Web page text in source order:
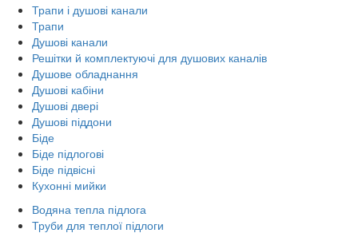
Трапи і душові канали
Трапи
Душові канали
Решітки й комплектуючі для душових каналів
Душове обладнання
Душові кабіни
Душові двері
Душові піддони
Біде
Біде підлогові
Біде підвісні
Кухонні мийки
Водяна тепла підлога
Труби для теплої підлоги